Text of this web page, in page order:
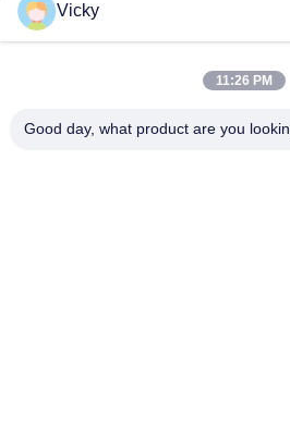
40G AOC QSFP+ au câble optique
Manche quatre
Puissance de SFP28 25G AOC 3M
Vicky
11:26 PM
Good day, what product are you